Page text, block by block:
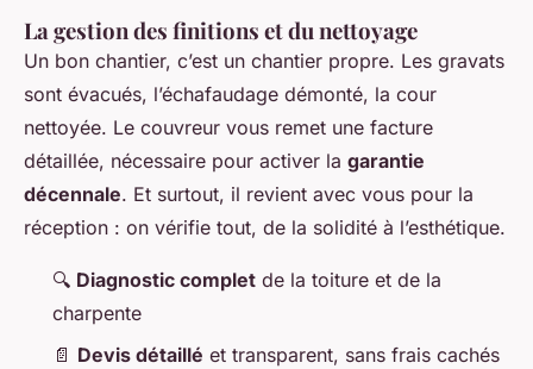
La gestion des finitions et du nettoyage
Un bon chantier, c’est un chantier propre. Les gravats
sont évacués, l’échafaudage démonté, la cour
nettoyée. Le couvreur vous remet une facture
détaillée, nécessaire pour activer la garantie
décennale. Et surtout, il revient avec vous pour la
réception : on vérifie tout, de la solidité à l’esthétique.
🔍 Diagnostic complet de la toiture et de la
charpente
📄 Devis détaillé et transparent, sans frais cachés